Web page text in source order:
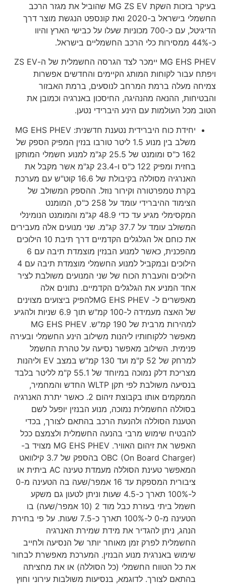
בעיקר בזכות השקת MG ZS EV שהוביל את מגזר הרכב
החשמלי בישראל ב-2020 ואת קונספט הנגשת מוצר דרך
הדיגיטל, עם כ-700 מכוניות שעלו על כבישי הארץ והיוו
MG EHS PHEV יימכר לצד הגרסה החשמלית של ה-ZS EV
ויפתח עבור לקוחות המותג הקיימים והחדשים אפשרות
צמיחה מעלה ברמת המרחב לנוסעים, ברמת האבזור
והבטיחות, ההנאה מהנהיגה, החיסכון באנרגיה וכמובן את
הטוב מכל העולמות עם הינע היברידי נטען.
יחידת כוח היברידית נטענת חדשנית: MG EHS PHEV
משלב בין מנוע 1.5 ליטר טורבו בנזין המפיק הספק של
162 כ"ס ומומנט של 25.5 קג"מ למנוע חשמלי המותקן
בחזית ומפיק 122 כ"ס ו-23.4 קג"מ אשר מקבל את
האנרגיה מסוללה בקיבולת של 16.6 קוט"ש עם מערכת
בקרת טמפרטורה וקירור נוזל. ההספק המשולב של
הצימוד ההיברידי עומד על 258 כ"ס, המומנט
המקסימלי מגיע עד כדי 48.9 קג"מ והמומנט הנומינלי
המשולב עומד על 37.7 קג"מ. שני מנועים אלה מעבירים
את כוחם אל הגלגלים הקדמיים דרך תיבת 10 הילוכים
מהפכנית, כאשר למנוע הבנזין מוצמדת תיבה עם 6
הילוכים ובמקביל למנוע החשמלי מוצמדת תיבה עם 4
הילוכים והעברת הכוח של שני המנועים משולבת לציר
אחד המניע את הגלגלים הקדמיים. נתונים אלה
מאפשרים ל- MG EHS PHEVלהפיק ביצועים מצוינים
של האצה מעמידה ל-100 קמ"ש תוך 6.9 שניות ולהגיע
למהירות מרבית של 190 קמ"ש. MG EHS PHEV
מאפשר ללקוחותיו ליהנות משילוב הינע החשמלי ובעירה
פנימית. השילוב מאפשר נסיעה על טהרת החשמל
למרחק של 52 ק"מ ועד 130 קמ"ש במצב EV וליהנות
מצריכת דלק נמוכה במיוחד של 55.1 ק"מ לליטר בלבד
בנסיעה משולבת לפי תקן WLTP החדש והמחמיר,
הממקמים אותו בקבוצת זיהום 2. כאשר יתרת האנרגיה
בסוללה החשמלית נמוכה, מנוע הבנזין יופעל לשם
הטענת הסוללה ולהנעת הרכב בהתאם לצורך, בכדי
להבטיח שימוש מרבי בהנעה החשמלית ולצמצם ככל
האפשר את זיהום האוויר. MG EHS PHEV מצויד ב-
OBC (On Board Charger) בהספק של 3.7 קילוואט
המאפשר טעינת הסוללה מעמדת טעינה AC ביתית או
ציבורית המספקת עד 16 אמפר/שעה בה הטעינה מ-0
ל-100% תארך כ-4.5 שעות וניתן לטעון גם משקע
חשמל ביתי בעזרת כבל מוד 2 (10 אמפר/שעה) בו
הטעינה מ-0 ל-100% תארך כ-7.5 שעות. על פי בחירת
הנהג, ניתן להגדיר את מידת שמירת האנרגיה
החשמלית לפרק זמן מאוחר יותר של הנסיעה ולחייב
שימוש באנרגית מנוע הבנזין. המערכת מאפשרת לבחור
את כל הטווח החשמלי (כל הסוללה) או את מחציתה
בהתאם לצורך. לדוגמא, בנסיעות משולבות עירוני וחוץ